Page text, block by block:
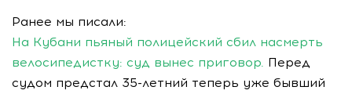
Ранее мы писали:
На Кубани пьяный полицейский сбил насмерть
велосипедистку: суд вынес приговор. Перед
судом предстал 35-летний теперь уже бывший